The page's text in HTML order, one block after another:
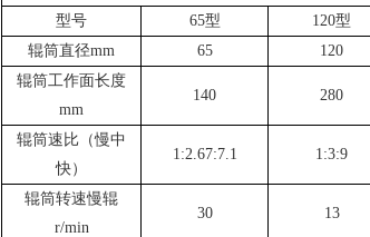
型号
65型 120型
辊筒直径mm
65 120
辊筒工作面长度
mm
140 280
辊筒速比（慢中
快）
1:2.67:7.1 1:3:9
辊筒转速慢辊
r/min
30 13